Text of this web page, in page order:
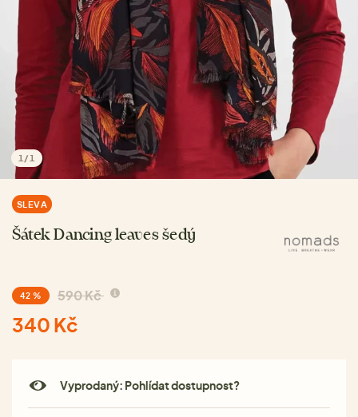
1 / 1
SLEVA
Šátek Dancing leaves šedý
42 % 590 Kč
340 Kč
Vyprodaný: Pohlídat dostupnost?